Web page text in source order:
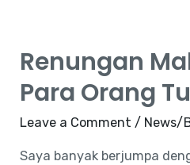
Renungan
Para Orang
Leave a Comment / News/
Saya banyak berjumpa